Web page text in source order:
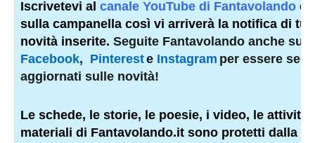
Iscrivetevi al canale YouTube di Fantavolando e
sulla campanella così vi arriverà la notifica di
novità inserite. Seguite Fantavolando anche su
Facebook, Pintereste Instagram per essere
aggiornati sulle novità!
Le schede, le storie, le poesie, i video, le attività
materiali di Fantavolando.it sono protetti dalla